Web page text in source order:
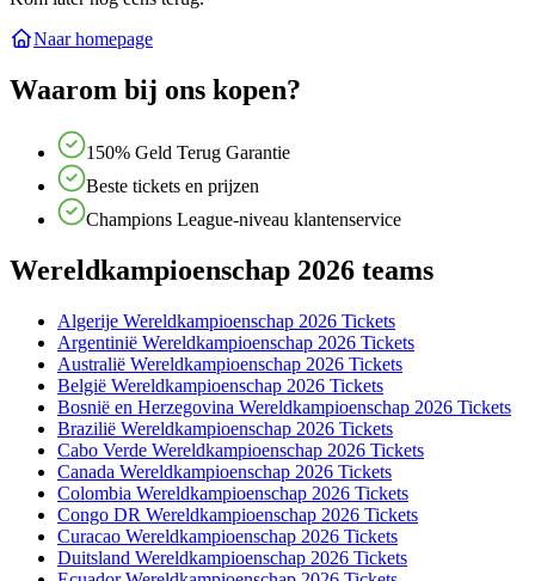
Naar homepage
Waarom bij ons kopen?
150% Geld Terug Garantie
Beste tickets en prijzen
Champions League-niveau klantenservice
Wereldkampioenschap 2026 teams
Algerije Wereldkampioenschap 2026 Tickets
Argentinië Wereldkampioenschap 2026 Tickets
Australië Wereldkampioenschap 2026 Tickets
België Wereldkampioenschap 2026 Tickets
Bosnië en Herzegovina Wereldkampioenschap 2026 Tickets
Brazilië Wereldkampioenschap 2026 Tickets
Cabo Verde Wereldkampioenschap 2026 Tickets
Canada Wereldkampioenschap 2026 Tickets
Colombia Wereldkampioenschap 2026 Tickets
Congo DR Wereldkampioenschap 2026 Tickets
Curacao Wereldkampioenschap 2026 Tickets
Duitsland Wereldkampioenschap 2026 Tickets